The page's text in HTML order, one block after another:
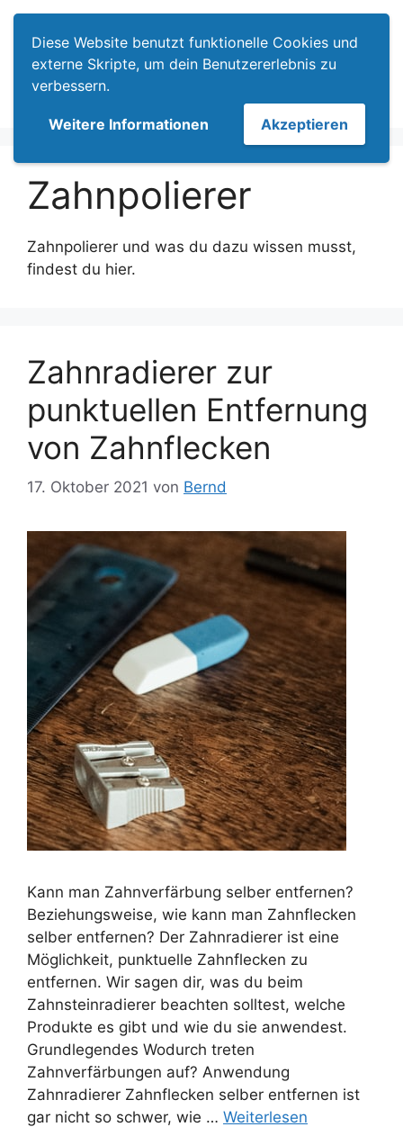
Diese Website benutzt funktionelle Cookies und
externe Skripte, um dein Benutzererlebnis zu
verbessern.
Weitere Informationen Akzeptieren
Zum
Inhalt
springen
Zahnpolierer
Zahnpolierer und was du dazu wissen musst,
findest du hier.
Zahnradierer zur
punktuellen Entfernung
von Zahnflecken
17. Oktober 2021 von Bernd
Kann man Zahnverfärbung selber entfernen?
Beziehungsweise, wie kann man Zahnflecken
selber entfernen? Der Zahnradierer ist eine
Möglichkeit, punktuelle Zahnflecken zu
entfernen. Wir sagen dir, was du beim
Zahnsteinradierer beachten solltest, welche
Produkte es gibt und wie du sie anwendest.
Grundlegendes Wodurch treten
Zahnverfärbungen auf? Anwendung
Zahnradierer Zahnflecken selber entfernen ist
gar nicht so schwer, wie … Weiterlesen